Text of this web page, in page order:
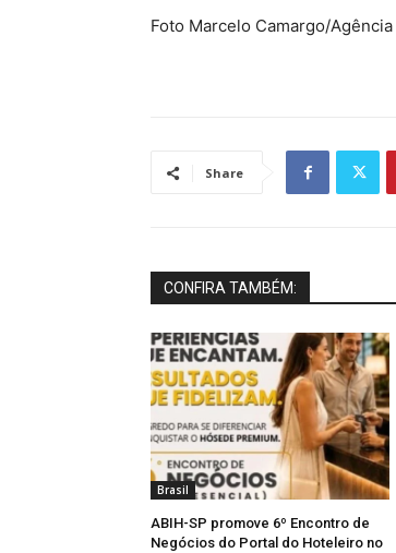
Foto Marcelo Camargo/
Share
CONFIRA TAMBÉM:
Brasil
ABIH-SP promove 6º Encontro de
Negócios do Portal do Hoteleiro no